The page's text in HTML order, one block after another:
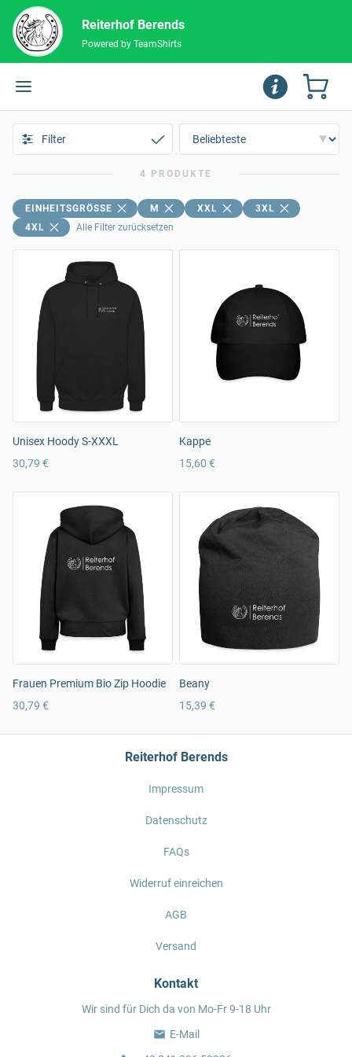
Reiterhof Berends
Powered by TeamShirts
Filter
4 PRODUKTE
EINHEITSGRÖSSE M XXL
3XL
4XL
Alle Filter zurücksetzen
Unisex Hoody S-XXXL
30,79 €
Kappe
15,60 €
Frauen Premium Bio Zip Hoodie
30,79 €
Beany
15,39 €
Reiterhof Berends
Impressum
Datenschutz
FAQs
Widerruf einreichen
AGB
Versand
Kontakt
Wir sind für Dich da von Mo-Fr 9-18 Uhr
E-Mail